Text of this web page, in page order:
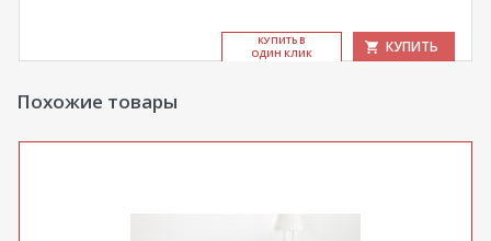
КУ­ПИТЬ В
ОДИН КЛИК
КУПИТЬ
Похожие товары